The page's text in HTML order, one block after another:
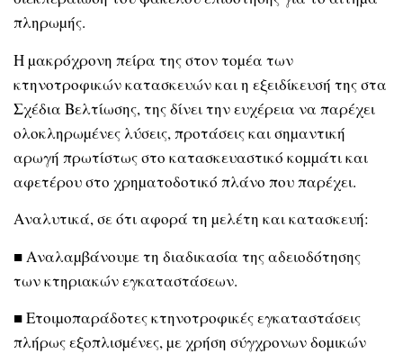
πληρωµής.
Η µακρόχρονη πείρα της στον τοµέα των
κτηνοτροφικών κατασκευών και η εξειδίκευσή της στα
Σχέδια Βελτίωσης, της δίνει την ευχέρεια να παρέχει
ολοκληρωµένες λύσεις, προτάσεις και σηµαντική
αρωγή πρωτίστως στο κατασκευαστικό κοµµάτι και
αφετέρου στο χρηµατοδοτικό πλάνο που παρέχει.
Αναλυτικά, σε ότι αφορά τη µελέτη και κατασκευή:
■ Αναλαµβάνουµε τη διαδικασία της αδειοδότησης
των κτηριακών εγκαταστάσεων.
■ Ετοιµοπαράδοτες κτηνοτροφικές εγκαταστάσεις
πλήρως εξοπλισµένες, µε χρήση σύγχρονων δοµικών